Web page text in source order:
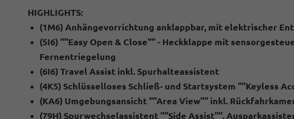
HIGHLIGHTS:
(1M6) Anhängevorrichtung anklappbar, mit elektrischer
(5I6) ""Easy Open & Close"" - Heckklappe mit
Fernentriegelung
(6I6) Travel Assist inkl. Spurhalteassistent
(4K5) Schlüsselloses Schließ- und Startsystem ""Keyless
(KA6) Umgebungsansicht ""Area View"" inkl.
(79H) Spurwechselassistent ""Side Assist"",